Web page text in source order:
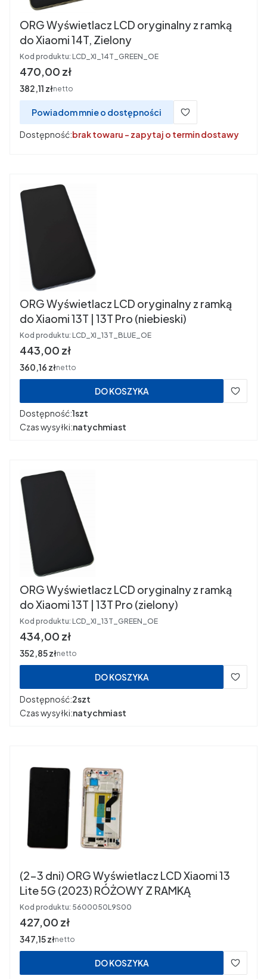
ORG Wyświetlacz LCD oryginalny z ramką
do Xiaomi 14T, Zielony
Kod produktu: LCD_XI_14T_GREEN_OE
Cena
470,00 zł
Cena
382,11 złnetto
Powiadom mnie o dostępności
Dostępność:brak towaru - zapytaj o termin dostawy
ORG Wyświetlacz LCD oryginalny z ramką
do Xiaomi 13T | 13T Pro (niebieski)
Kod produktu: LCD_XI_13T_BLUE_OE
Cena
443,00 zł
Cena
360,16 złnetto
DO KOSZYKA
Dostępność:1szt
Czas wysyłki:natychmiast
ORG Wyświetlacz LCD oryginalny z ramką
do Xiaomi 13T | 13T Pro (zielony)
Kod produktu: LCD_XI_13T_GREEN_OE
Cena
434,00 zł
Cena
352,85 złnetto
DO KOSZYKA
Dostępność:2szt
Czas wysyłki:natychmiast
(2-3 dni) ORG Wyświetlacz LCD Xiaomi 13
Lite 5G (2023) RÓŻOWY Z RAMKĄ
Kod produktu: 5600050L9S00
Cena
427,00 zł
Cena
347,15 złnetto
DO KOSZYKA